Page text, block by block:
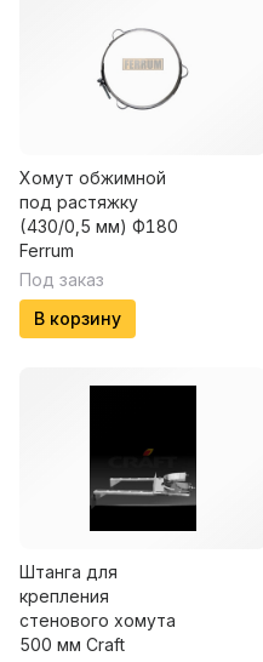
Хомут обжимной
под растяжку
(430/0,5 мм) Ф180
Ferrum
Под заказ
В корзину
Штанга для
крепления
стенового хомута
500 мм Craft